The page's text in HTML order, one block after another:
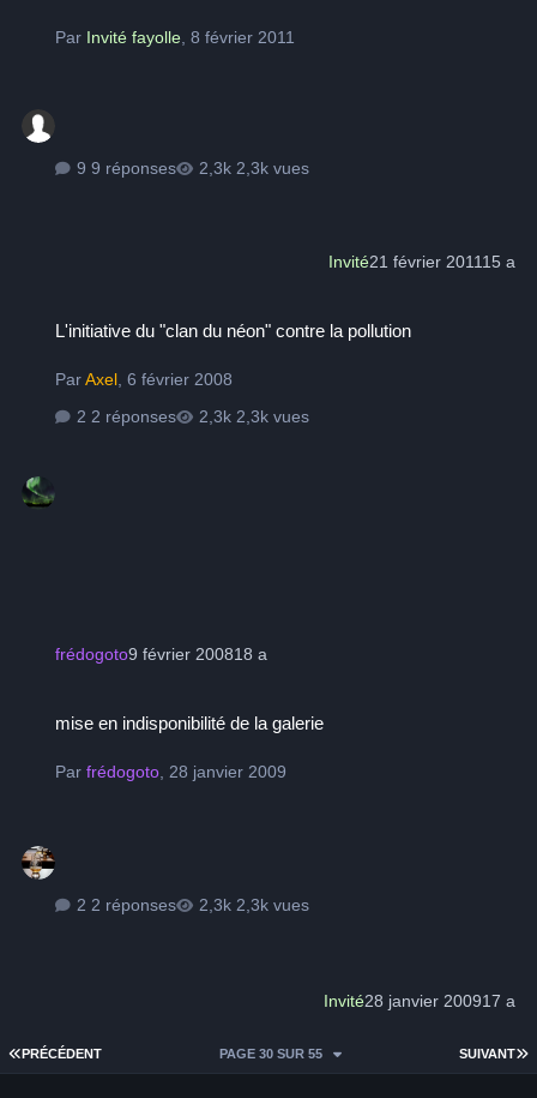
Par Invité fayolle ,8 février 2011
9 réponses 2,3k vues
Invité21 février 201115 a
L'initiative du "clan du néon" contre la pollution
ParAxel ,6 février 2008
2 réponses
2,3k vues
frédogoto9 février 200818 a
mise en indisponibilité de la galerie
Parfrédogoto 28 janvier 2009
2 réponses 2,3k vues
Invité28 janvier 200917 a
PREMIÈRE PAGE
PRÉCÉDENT SUIVANT
PAGE 30 SUR 55